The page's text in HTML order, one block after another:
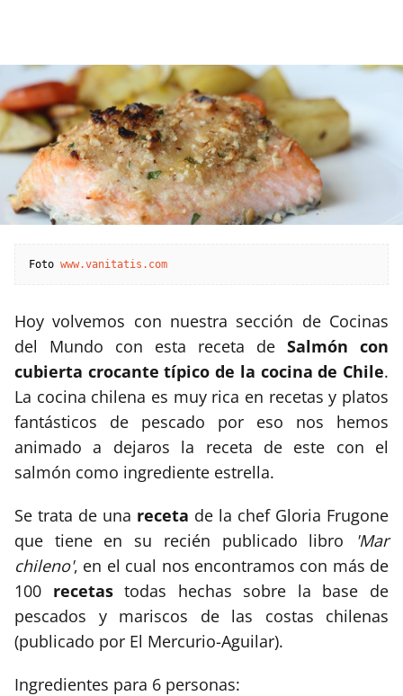
Foto www.vanitatis.com
Hoy volvemos con nuestra sección de Cocinas
del Mundo con esta receta de Salmón con
cubierta crocante típico de la cocina de Chile.
La cocina chilena es muy rica en recetas y platos
fantásticos de pescado por eso nos hemos
animado a dejaros la receta de este con el
salmón como ingrediente estrella.
Se trata de una receta de la chef Gloria Frugone
que tiene en su recién publicado libro
'Mar
chileno', en el cual nos encontramos con más de
100 recetastodas hechas sobre la base de
pescados y mariscos de las costas chilenas
(publicado por El Mercurio-Aguilar).
Ingredientes para 6 personas: